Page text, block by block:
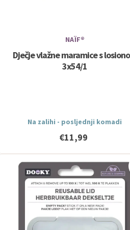
NAÏF®
Dječje vlažne maramice s
3x54/1
Na zalihi - posljednji komadi
€11,99